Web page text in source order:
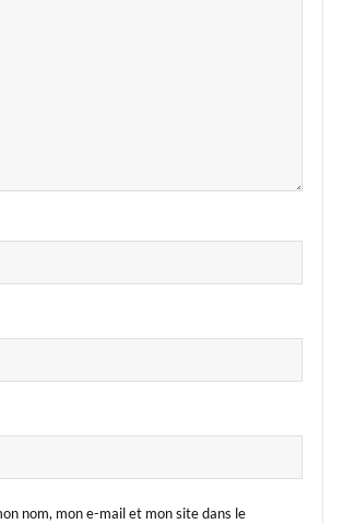
nom, mon e-mail et mon site dans le